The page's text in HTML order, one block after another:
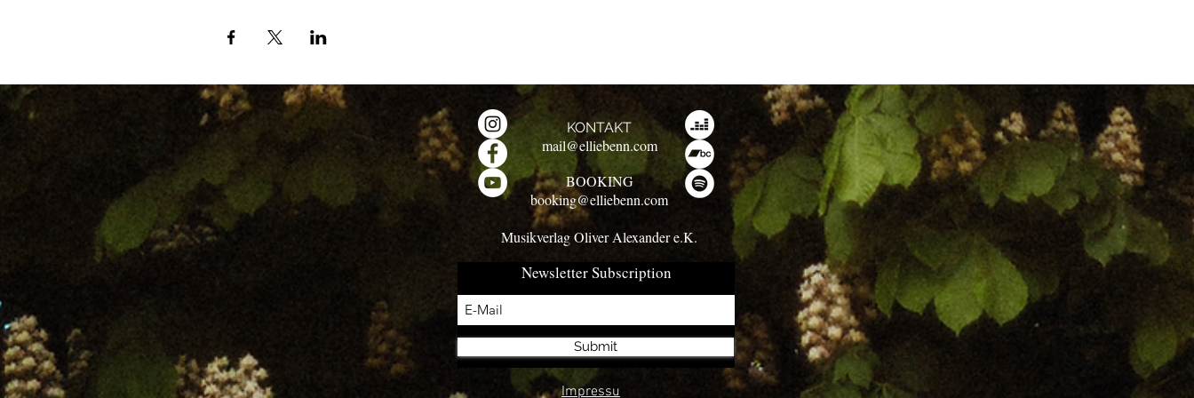
KONTAKT
mail@elliebenn.com
BOOKING
booking@elliebenn.com
Musikverlag Oliver Alexander e.K.
Newsletter Subscription
Submit
Impressu